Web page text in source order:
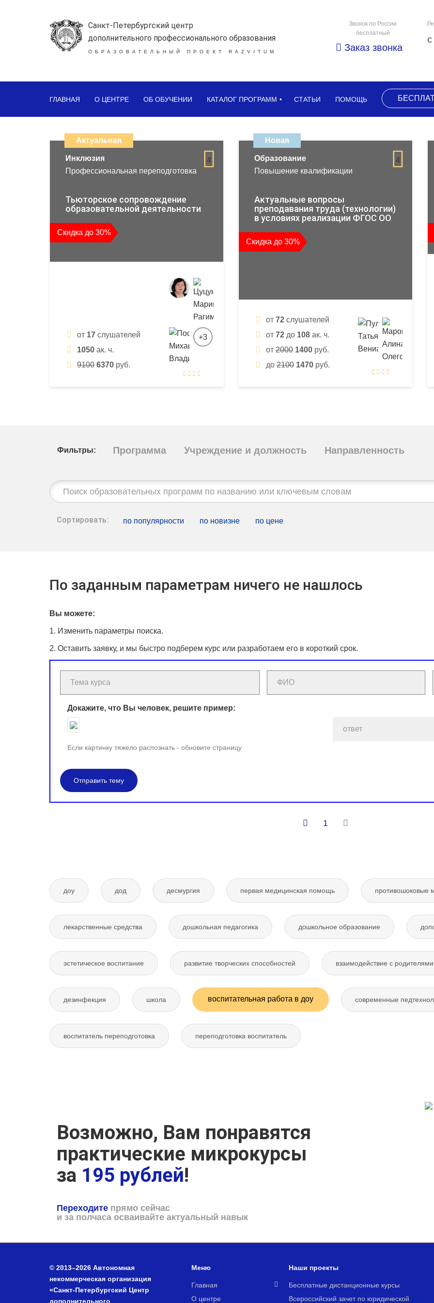
Санкт-Петербургский центр
дополнительного профессионального образования
ОБРАЗОВАТЕЛЬНЫЙ ПРОЕКТ RAZVITUM
Звонок по России
бесплатный
Заказ звонка
ГЛАВНАЯ О ЦЕНТРЕ ОБ ОБУЧЕНИИ КАТАЛОГ ПРОГРАММ СТАТЬИ ПОМОЩЬ
дистанционных
образовательных
повышения
квалификации
и
профессиональной
переподготовки
Актуальная
4
Инклюзия
Профессиональная переподготовка
Тьюторское сопровождение
образовательной деятельности
Скидка до 30%
от 17 слушателей
1050 ак. ч.
9100 6370 руб.
+3
Новая
4
Образование
Повышение квалификации
Актуальные вопросы
преподавания труда (технологии)
в условиях реализации ФГОС ОО
Скидка до 30%
от 72 слушателей
от 72 до 108 ак. ч.
от 2000 1400 руб.
до 2100 1470 руб.
Фильтры: Программа Учреждение и должность Направленность
Строка
поиска:
Сортировать: по популярности по новизне по цене
По заданным параметрам ничего не нашлось
Вы можете:
1. Изменить параметры поиска.
2. Оставить заявку, и мы быстро подберем курс или разработаем его в короткий срок.
Докажите, что Вы человек, решите пример:
Если картинку тяжело распознать - обновите страницу
Отправить тему
1
доу дод десмургия первая медицинская помощь противошоковые
лекарственные средства дошкольная педагогика дошкольное образование
эстетическое воспитание развитие творческих способностей взаимодействие с родителями
дезинфекция школа воспитательная работа в доу современные
воспитатель переподготовка переподготовка воспитатель
Возможно, Вам понравятся
практические микрокурсы
за 195 рублей!
Переходите прямо сейчас
и за полчаса осваивайте актуальный навык
© 2013–2026 Автономная
некоммерческая организация
«Санкт-Петербургский Центр
дополнительного
Меню
Главная
О центре
Наши проекты
Бесплатные дистанционные курсы
Всероссийский зачет по юридической